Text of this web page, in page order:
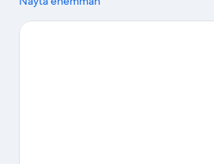
ovat myös vierailun arvoisia. Tutustu